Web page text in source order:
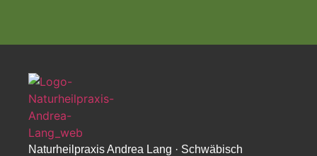
Naturheilpraxis Andrea Lang · Schwäbisch